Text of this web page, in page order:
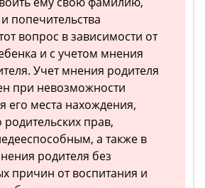
попечительства
вопрос в зависимости от
и с учетом мнения
Учет мнения родителя
при невозможности
его места нахождения,
прав,
а также в
родителя без
причин от воспитания и